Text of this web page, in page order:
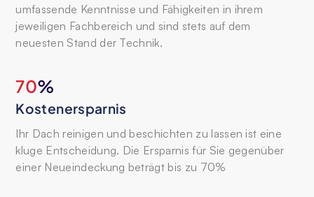
umfassende Kenntnisse und Fähigkeiten in ihrem
jeweiligen Fachbereich und sind stets auf dem
neuesten Stand der Technik.
70%
Kostenersparnis
Ihr Dach reinigen und beschichten zu lassen ist eine
kluge Entscheidung. Die Ersparnis für Sie gegenüber
einer Neueindeckung beträgt bis zu 70%